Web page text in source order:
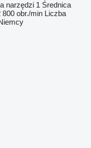
narzędzi 1 Średnica
800 obr./min Liczba